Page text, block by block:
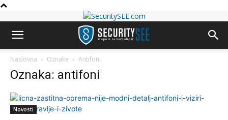
Naslovna Oznake Antifoni
Oznaka: antifoni
Novosti